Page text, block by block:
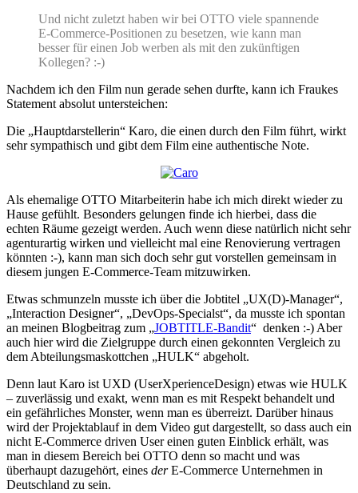
Und nicht zuletzt haben wir bei OTTO viele spannende
E-Commerce-Positionen zu besetzen, wie kann man
besser für einen Job werben als mit den zukünftigen
Kollegen? :-)
Nachdem ich den Film nun gerade sehen durfte, kann ich Fraukes
Statement absolut untersteichen:
Die „Hauptdarstellerin“ Karo, die einen durch den Film führt, wirkt
sehr sympathisch und gibt dem Film eine authentische Note.
Als ehemalige OTTO Mitarbeiterin habe ich mich direkt wieder zu
Hause gefühlt. Besonders gelungen finde ich hierbei, dass die
echten Räume gezeigt werden. Auch wenn diese natürlich nicht sehr
agenturartig wirken und vielleicht mal eine Renovierung vertragen
könnten :-), kann man sich doch sehr gut vorstellen gemeinsam in
diesem jungen E-Commerce-Team mitzuwirken.
Etwas schmunzeln musste ich über die Jobtitel „UX(D)-Manager“,
„Interaction Designer“, „DevOps-Specialst“, da musste ich spontan
an meinen Blogbeitrag zum „JOBTITLE-Bandit“ denken :-) Aber
auch hier wird die Zielgruppe durch einen gekonnten Vergleich zu
dem Abteilungsmaskottchen „HULK“ abgeholt.
Denn laut Karo ist UXD (UserXperienceDesign) etwas wie HULK
– zuverlässig und exakt, wenn man es mit Respekt behandelt und
ein gefährliches Monster, wenn man es überreizt. Darüber hinaus
wird der Projektablauf in dem Video gut dargestellt, so dass auch ein
nicht E-Commerce driven User einen guten Einblick erhält, was
man in diesem Bereich bei OTTO denn so macht und was
überhaupt dazugehört, eines derE-Commerce Unternehmen in
Deutschland zu sein.